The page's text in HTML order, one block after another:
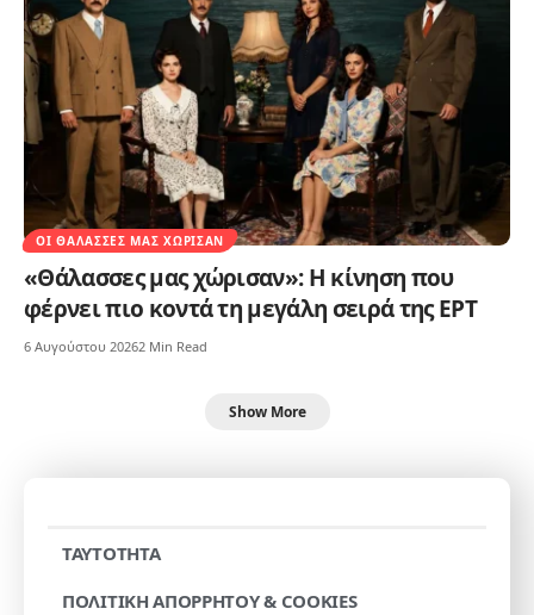
ΟΙ ΘΆΛΑΣΣΕΣ ΜΑΣ ΧΏΡΙΣΑΝ
«Θάλασσες μας χώρισαν»: Η κίνηση που
φέρνει πιο κοντά τη μεγάλη σειρά της ΕΡΤ
6 Αυγούστου 20262 Min Read
Show More
TAYTOTHTA
ΠΟΛΙΤΙΚΗ ΑΠΟΡΡΗΤΟΥ & COOKIES